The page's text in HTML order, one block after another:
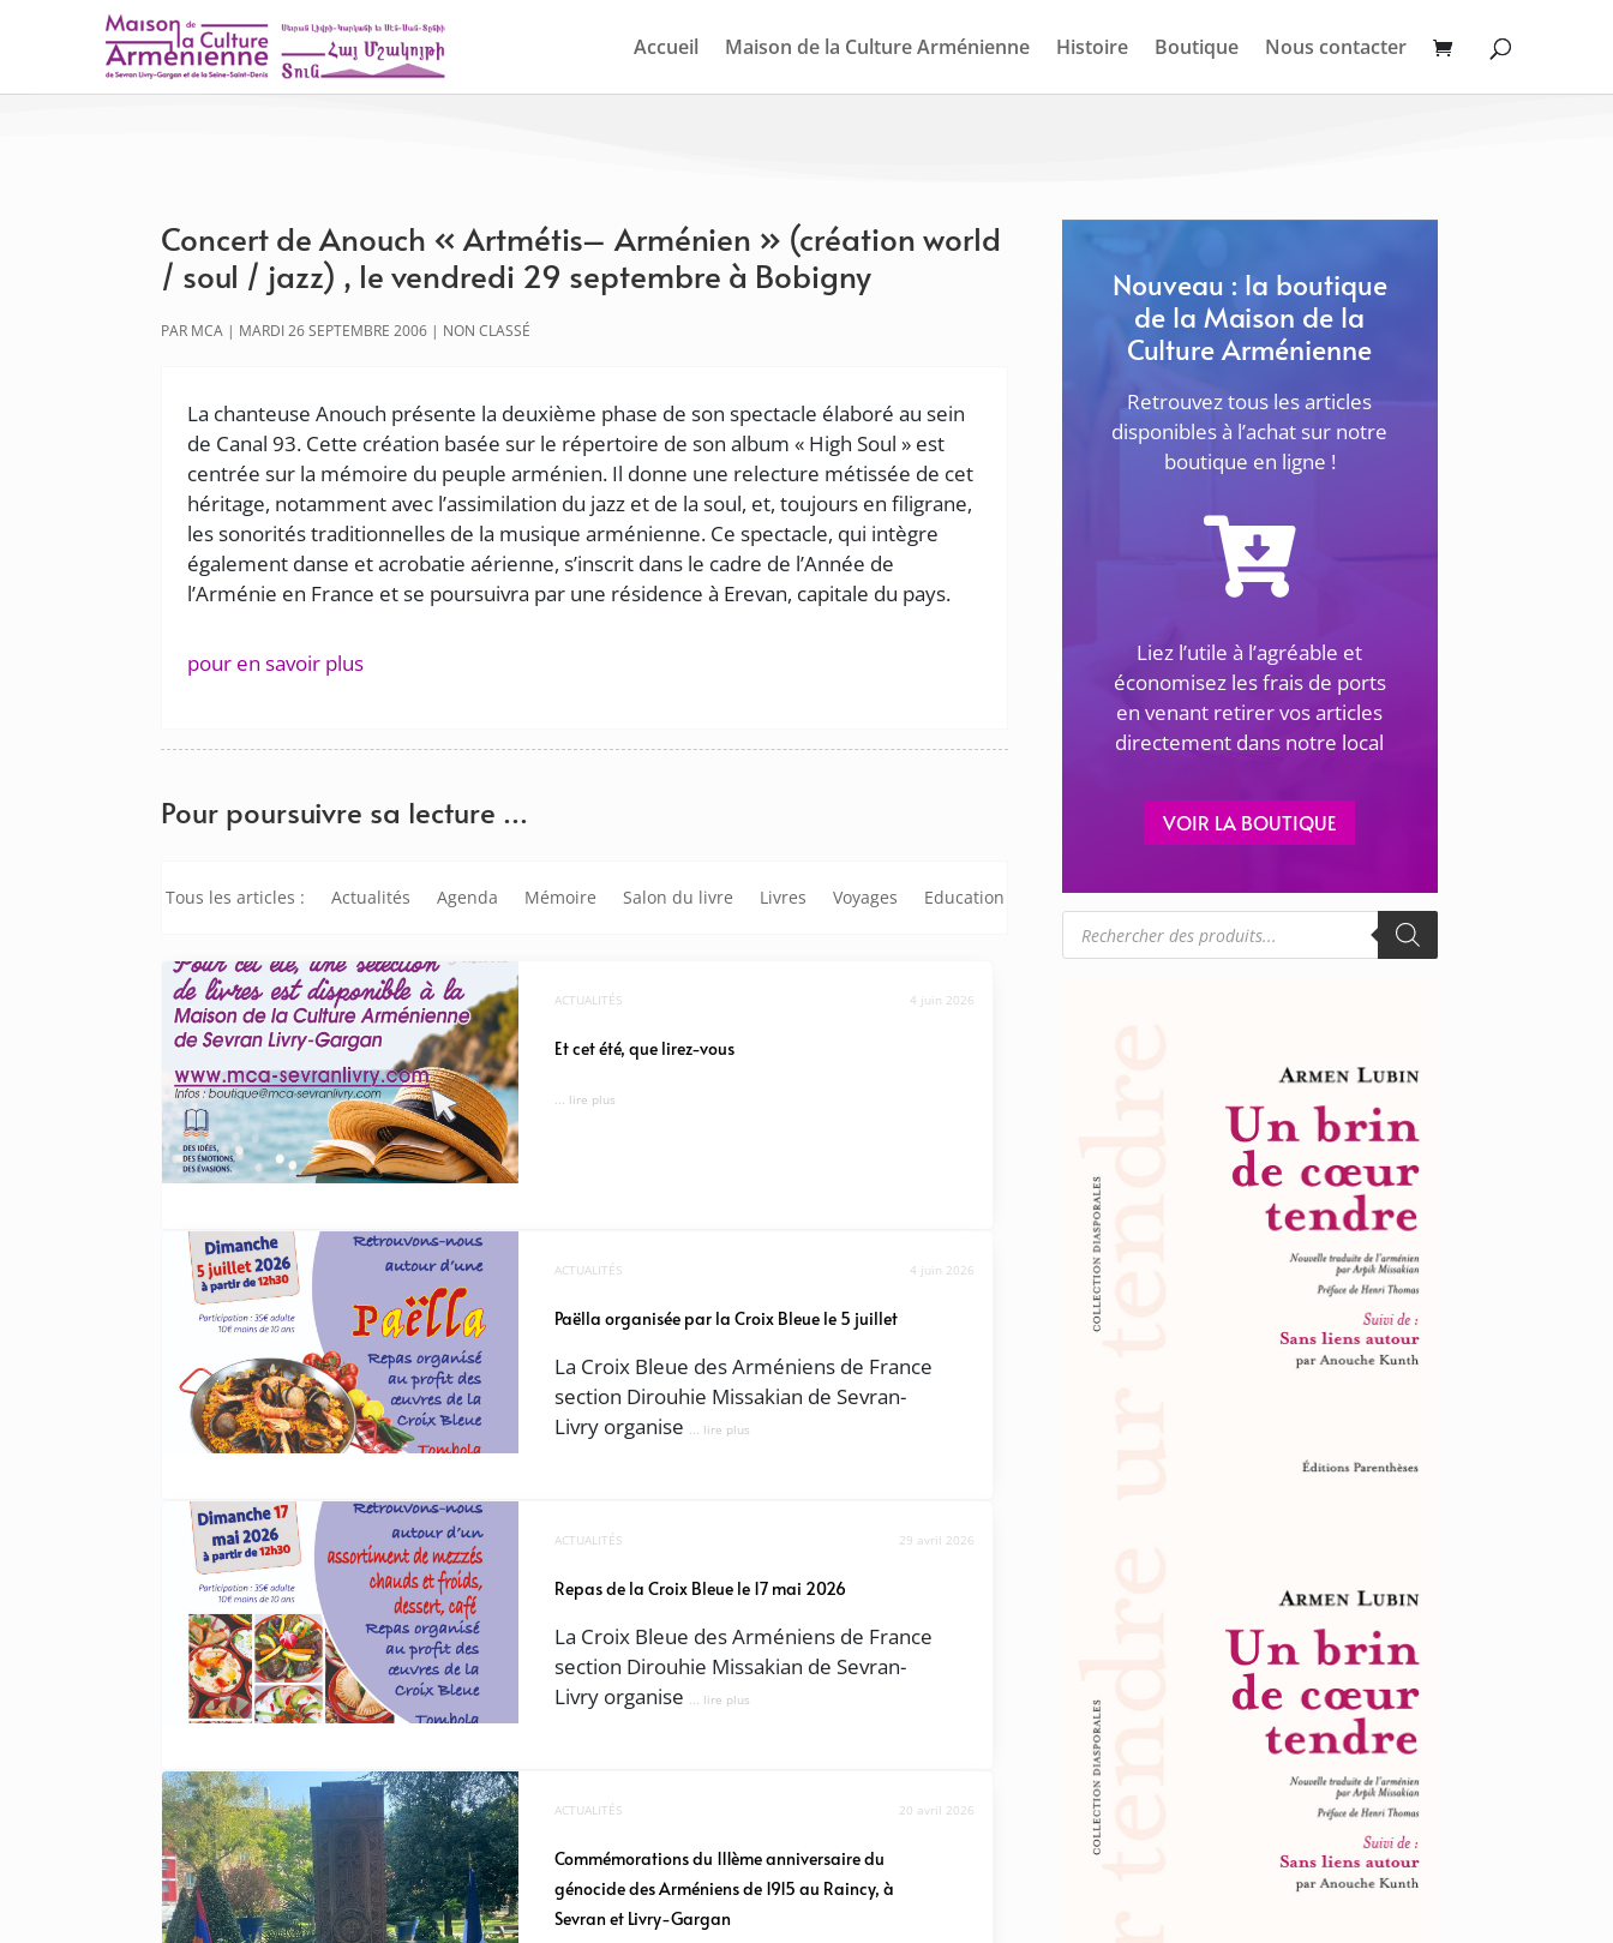
Accueil Maison de la Culture Arménienne Histoire Boutique Nous contacter
Concert de Anouch « Artmétis– Arménien » (création world
/ soul / jazz) , le vendredi 29 septembre à Bobigny
PAR MCA | MARDI 26 SEPTEMBRE 2006 | NON CLASSÉ
La chanteuse Anouch présente la deuxième phase de son spectacle élaboré au sein
de Canal 93. Cette création basée sur le répertoire de son album « High Soul » est
centrée sur la mémoire du peuple arménien. Il donne une relecture métissée de cet
héritage, notamment avec l’assimilation du jazz et de la soul, et, toujours en filigrane,
les sonorités traditionnelles de la musique arménienne. Ce spectacle, qui intègre
également danse et acrobatie aérienne, s’inscrit dans le cadre de l’Année de
l’Arménie en France et se poursuivra par une résidence à Erevan, capitale du pays.
pour en savoir plus
Pour poursuivre sa lecture …
Tous les articles : Actualités Agenda Mémoire Salon du livre Livres Voyages Education
ACTUALITÉS 4 juin 2026
Et cet été, que lirez-vous
... lire plus
ACTUALITÉS 4 juin 2026
Paëlla organisée par la Croix Bleue le 5 juillet
La Croix Bleue des Arméniens de France
section Dirouhie Missakian de Sevran-
Livry organise ... lire plus
ACTUALITÉS 29 avril 2026
Repas de la Croix Bleue le 17 mai 2026
La Croix Bleue des Arméniens de France
section Dirouhie Missakian de Sevran-
Livry organise ... lire plus
ACTUALITÉS 20 avril 2026
Commémorations du 111ème anniversaire du
génocide des Arméniens de 1915 au Raincy, à
Sevran et Livry-Gargan
Nouveau : la boutique
de la Maison de la
Culture Arménienne
Retrouvez tous les articles
disponibles à l’achat sur notre
boutique en ligne !
Liez l’utile à l’agréable et
économisez les frais de ports
en venant retirer vos articles
directement dans notre local
VOIR LA BOUTIQUE
Recherche
de
produits